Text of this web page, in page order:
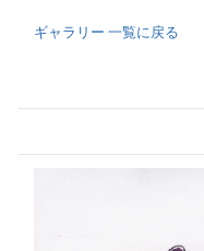
ギャラリー 一覧に戻る